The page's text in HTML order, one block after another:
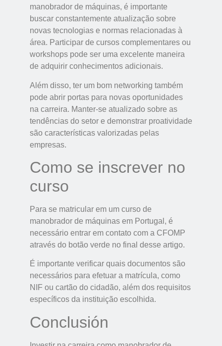
manobrador de máquinas, é importante
buscar constantemente atualização sobre
novas tecnologias e normas relacionadas à
área. Participar de cursos complementares ou
workshops pode ser uma excelente maneira
de adquirir conhecimentos adicionais.
Além disso, ter um bom networking também
pode abrir portas para novas oportunidades
na carreira. Manter-se atualizado sobre as
tendências do setor e demonstrar proatividade
são características valorizadas pelas
empresas.
Como se inscrever no
curso
Para se matricular em um curso de
manobrador de máquinas em Portugal, é
necessário entrar em contato com a CFOMP
através do botão verde no final desse artigo.
É importante verificar quais documentos são
necessários para efetuar a matrícula, como
NIF ou cartão do cidadão, além dos requisitos
específicos da instituição escolhida.
Conclusión